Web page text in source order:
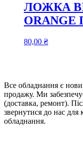
ЛОЖКА
ORANGE
80,00 ₴
Все обладнання є
продажу. Ми
(доставка, ремонт).
звернутися до нас для
обладнання.